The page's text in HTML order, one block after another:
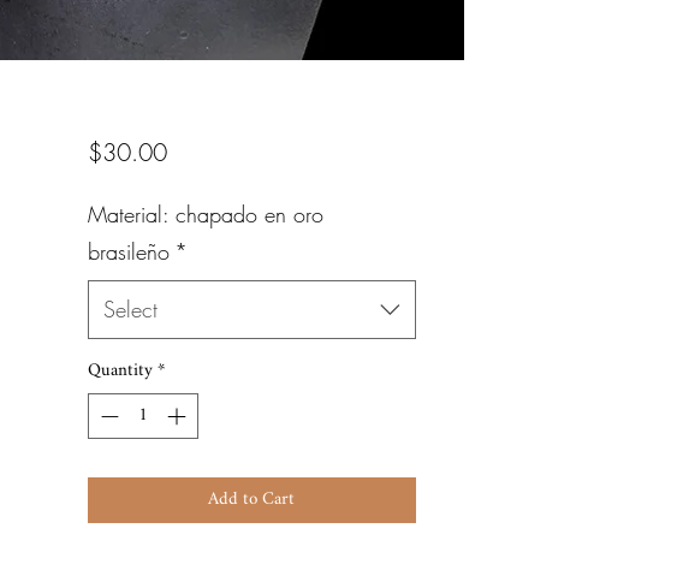
$30.00Price
Material: chapado en oro
brasileño *
Select
Quantity*
Add to Cart